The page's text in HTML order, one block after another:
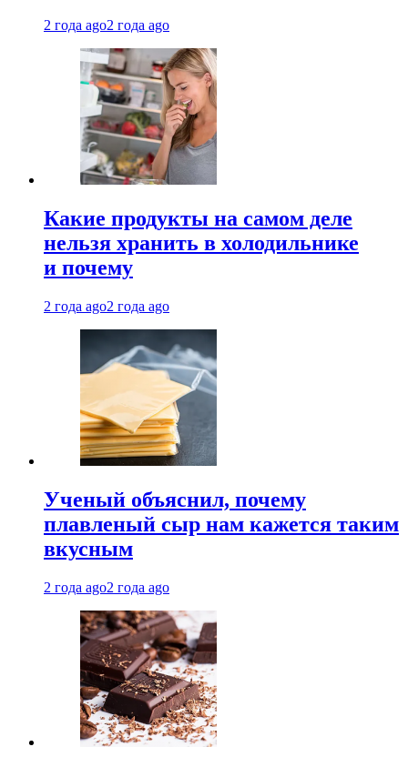
2 года ago2 года ago
Какие продукты на самом деле
нельзя хранить в холодильнике
и почему
2 года ago2 года ago
Ученый объяснил, почему
плавленый сыр нам кажется таким
вкусным
2 года ago2 года ago